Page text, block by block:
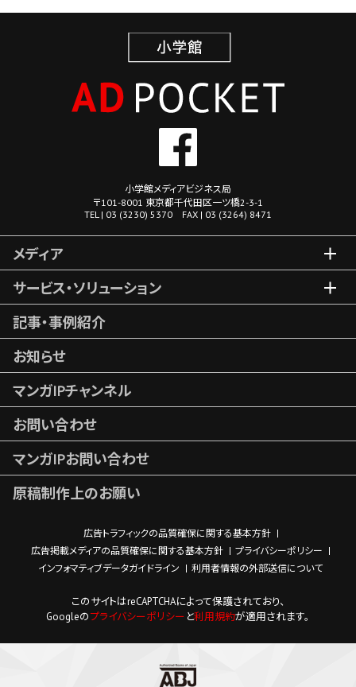
小学館メディアビジネス局
〒101-8001 東京都千代田区一ツ橋2-3-1
TEL | 03 (3230) 5370 FAX | 03 (3264) 8471
メディア
サービス・ソリューション
記事・事例紹介
お知らせ
マンガIPチャンネル
お問い合わせ
マンガIPお問い合わせ
原稿制作上のお願い
広告トラフィックの品質確保に関する基本方針
広告掲載メディアの品質確保に関する基本方針
プライバシーポリシー
インフォマティブデータガイドライン
利用者情報の外部送信について
このサイトはreCAPTCHAによって保護されており、
Googleのプライバシーポリシー と利用規約が適用されます。